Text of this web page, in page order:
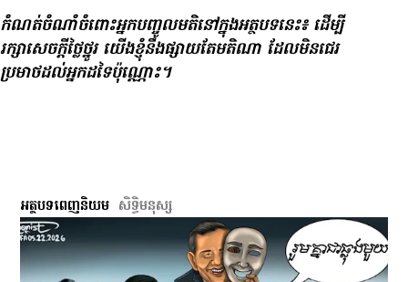
កំណត់​ចំណាំ​ចំពោះ​អ្នក​បញ្ចូល​មតិ​នៅ​ក្នុង​អត្ថបទ​នេះ៖ ដើម្បី​
រក្សា​សេចក្ដី​ថ្លៃថ្នូរ យើង​ខ្ញុំ​នឹង​ផ្សាយ​តែ​មតិ​ណា ដែល​មិន​ជេរ​
ប្រមាថ​ដល់​អ្នក​ដទៃ​ប៉ុណ្ណោះ។
អត្ថបទពេញនិយម សិទ្ធិ​មនុស្ស